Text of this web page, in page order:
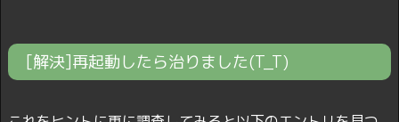
[解決]再起動したら治りました(T_T)